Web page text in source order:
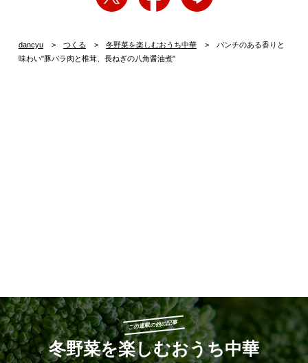
dancyu つくる 冬野菜を楽しむおうち中華
パンチのある香りと
味わい"豚バラ肉と椎茸、長ねぎの八角醤油煮"
この連載の他の記事
冬野菜を楽しむおうち中華